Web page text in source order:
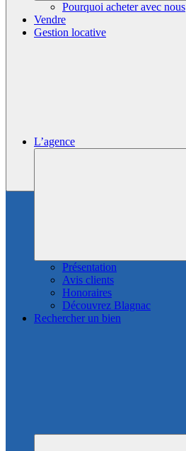
Pourquoi acheter avec nous
Vendre
Gestion locative
L’agence
Présentation
Avis clients
Honoraires
Découvrez Blagnac
Rechercher un bien